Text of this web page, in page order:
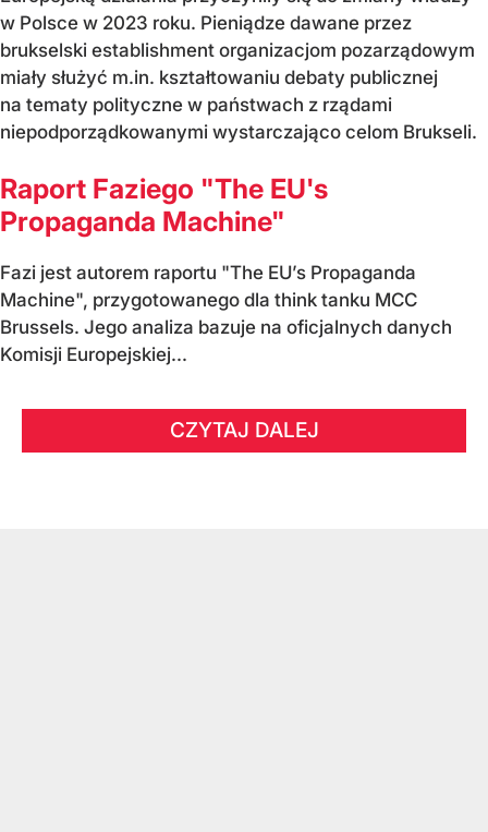
w Polsce w 2023 roku. Pieniądze dawane przez
brukselski establishment organizacjom pozarządowym
miały służyć m.in. kształtowaniu debaty publicznej
na tematy polityczne w państwach z rządami
niepodporządkowanymi wystarczająco celom Brukseli.
Raport Faziego "The EU's
Propaganda Machine"
Fazi jest autorem raportu "The EU’s Propaganda
Machine", przygotowanego dla think tanku MCC
Brussels. Jego analiza bazuje na oficjalnych danych
Komisji Europejskiej...
CZYTAJ DALEJ